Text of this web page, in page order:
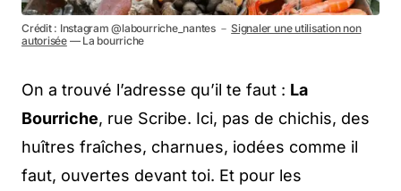
Crédit : Instagram @labourriche_nantes －Signaler une utilisation non
autorisée— La bourriche
On a trouvé l’adresse qu’il te faut : La
Bourriche, rue Scribe. Ici, pas de chichis, des
huîtres fraîches, charnues, iodées comme il
faut, ouvertes devant toi. Et pour les